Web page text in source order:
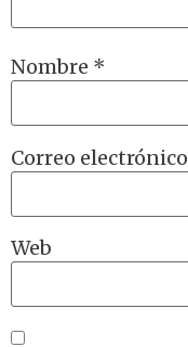
Nombre *
Correo electrónico
Web